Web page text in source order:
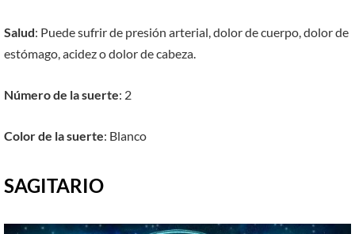
Salud: Puede sufrir de presión arterial, dolor de cuerpo, dolor de
estómago, acidez o dolor de cabeza.
Número de la suerte: 2
Color de la suerte: Blanco
SAGITARIO